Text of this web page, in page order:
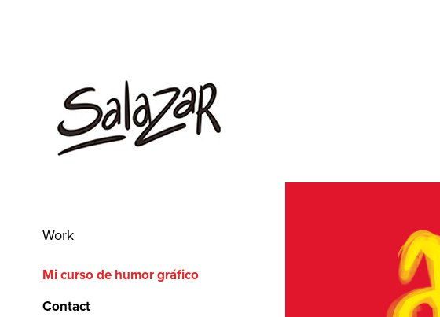
Work
Mi curso de humor gráfico
Contact